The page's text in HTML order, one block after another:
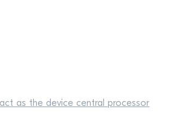
as the device central processor